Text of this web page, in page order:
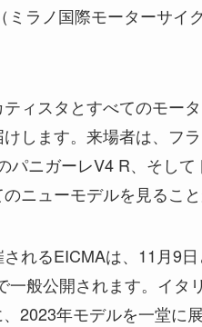
ラノ国際モーターサイ
ィスタとすべてのモー
します。来場者は、フ
パニガーレV4 R、そし
ニューモデルを見ること
れるEICMAは、11月9
般公開されます。イタ
2023年モデルを一堂に